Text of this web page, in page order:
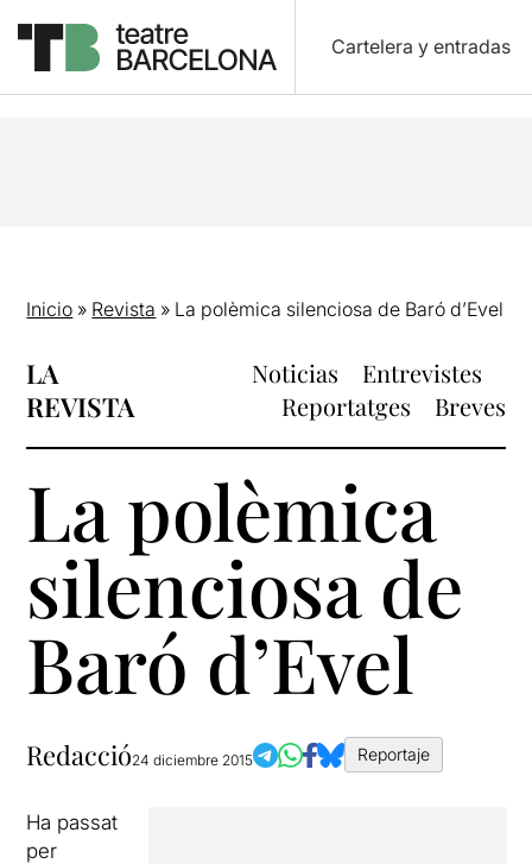
Cartelera y entradas
Inicio » Revista » La polèmica silenciosa de Baró d’Evel
LA
REVISTA
Noticias
Entrevistes
Reportatges
Breves
La polèmica
silenciosa de
Baró d’Evel
Redacció24 diciembre 2015 Reportaje
Ha passat
per